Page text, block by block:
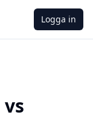
Logga in
vs